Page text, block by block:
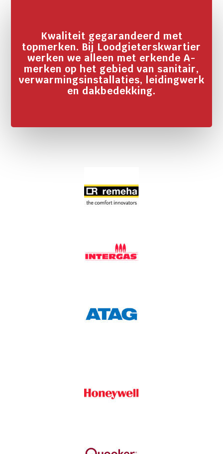
Kwaliteit gegarandeerd met
topmerken. Bij Loodgieterskwartier
werken we alleen met erkende A-
merken op het gebied van sanitair,
verwarmingsinstallaties, leidingwerk
en dakbedekking.